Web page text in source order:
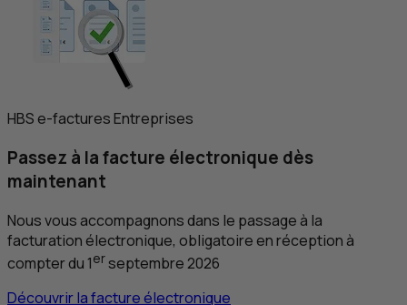
HBSe-factures Entreprises
Passez à lafacture électronique dès
maintenant
Nous vous accompagnons dans le passage à la
facturation électronique, obligatoire en réception à
compter du 1erseptembre 2026
Découvrir la facture électronique